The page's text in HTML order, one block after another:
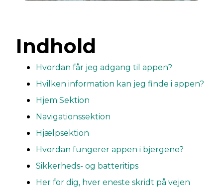
Indhold
Hvordan får jeg adgang til appen?
Hvilken information kan jeg finde i appen?
Hjem Sektion
Navigationssektion
Hjælpsektion
Hvordan fungerer appen i bjergene?
Sikkerheds- og batteritips
Her for dig, hver eneste skridt på vejen